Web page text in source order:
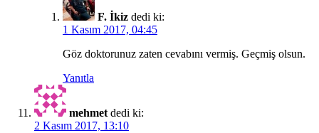
F. İkiz dedi ki:
1 Kasım 2017, 04:45
Göz doktorunuz zaten cevabını vermiş. Geçmiş olsun.
Yanıtla
mehmet dedi ki:
2 Kasım 2017, 13:10